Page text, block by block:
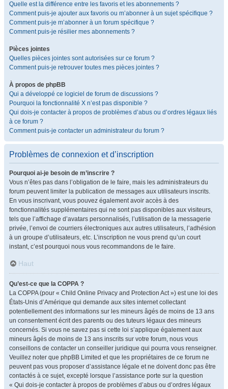
Quelle est la différence entre les favoris et les abonnements ?
Comment puis-je ajouter aux favoris ou m’abonner à un sujet spécifique ?
Comment puis-je m’abonner à un forum spécifique ?
Comment puis-je résilier mes abonnements ?
Pièces jointes
Quelles pièces jointes sont autorisées sur ce forum ?
Comment puis-je retrouver toutes mes pièces jointes ?
À propos de phpBB
Qui a développé ce logiciel de forum de discussions ?
Pourquoi la fonctionnalité X n’est pas disponible ?
Qui dois-je contacter à propos de problèmes d’abus ou d’ordres légaux liés
à ce forum ?
Comment puis-je contacter un administrateur du forum ?
Problèmes de connexion et d’inscription
Pourquoi ai-je besoin de m’inscrire ?
Vous n’êtes pas dans l’obligation de le faire, mais les administrateurs du
forum peuvent limiter la publication de messages aux utilisateurs inscrits.
En vous inscrivant, vous pouvez également avoir accès à des
fonctionnalités supplémentaires qui ne sont pas disponibles aux visiteurs,
tels que l’affichage d’avatars personnalisés, l’utilisation de la messagerie
privée, l’envoi de courriers électroniques aux autres utilisateurs, l’adhésion
à un groupe d’utilisateurs, etc. L’inscription ne vous prend qu’un court
instant, c’est pourquoi nous vous recommandons de le faire.
Haut
Qu’est-ce que la COPPA ?
La COPPA (pour « Child Online Privacy and Protection Act ») est une loi des
États-Unis d’Amérique qui demande aux sites internet collectant
potentiellement des informations sur les mineurs âgés de moins de 13 ans
un consentement écrit des parents ou des tuteurs légaux des mineurs
concernés. Si vous ne savez pas si cette loi s’applique également aux
mineurs âgés de moins de 13 ans inscrits sur votre forum, nous vous
conseillons de contacter un conseiller juridique qui pourra vous renseigner.
Veuillez noter que phpBB Limited et que les propriétaires de ce forum ne
peuvent pas vous proposer d’assistance légale et ne doivent donc pas être
contactés à ce sujet, excepté lorsque l’assistance porte sur la question
« Qui dois-je contacter à propos de problèmes d’abus ou d’ordres légaux